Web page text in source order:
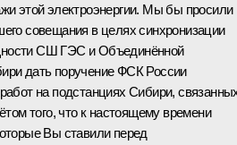
этой электроэнергии. Мы бы просили
совещания в целях синхронизации
СШ ГЭС и Объединённой
дать поручение ФСК России
на подстанциях Сибири,
того, что к настоящему времени
Вы ставили перед